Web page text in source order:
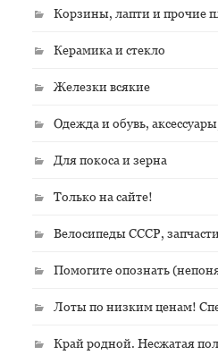
Корзины, лапти и прочие
Керамика и стекло
Железки всякие
Одежда и обувь,
Для покоса и зерна
Только на сайте!
Велосипеды СССР,
Помогите опознать
Лоты по низким ценам!
Край родной. Несжатая